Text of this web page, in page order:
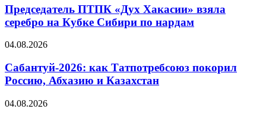
Председатель ПТПК «Дух Хакасии» взяла
серебро на Кубке Сибири по нардам
04.08.2026
Сабантуй-2026: как Татпотребсоюз покорил
Россию, Абхазию и Казахстан
04.08.2026